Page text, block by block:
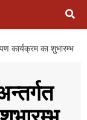
कार्यक्रम का शुभारम्भ